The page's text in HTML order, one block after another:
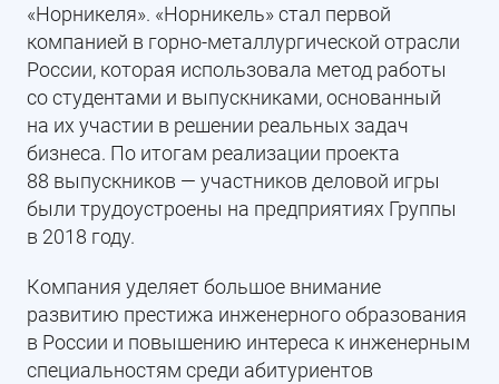
«Норникеля». «Норникель» стал первой
компанией в горно-металлургической отрасли
России, которая использовала метод работы
со студентами и выпускниками, основанный
на их участии в решении реальных задач
бизнеса. По итогам реализации проекта
88 выпускников — участников деловой игры
были трудоустроены на предприятиях Группы
в 2018 году.
Компания уделяет большое внимание
развитию престижа инженерного образования
в России и повышению интереса к инженерным
специальностям среди абитуриентов